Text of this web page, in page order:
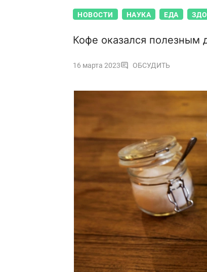
НОВОСТИ НАУКА ЕДА
Кофе оказался полезным
16 марта 2023 ОБСУДИТЬ